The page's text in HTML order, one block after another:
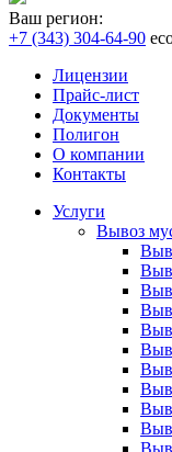
Ваш регион:
+7 (343) 304-64-90
Лицензии
Прайс-лист
Документы
Полигон
О компании
Контакты
Услуги
Вывоз